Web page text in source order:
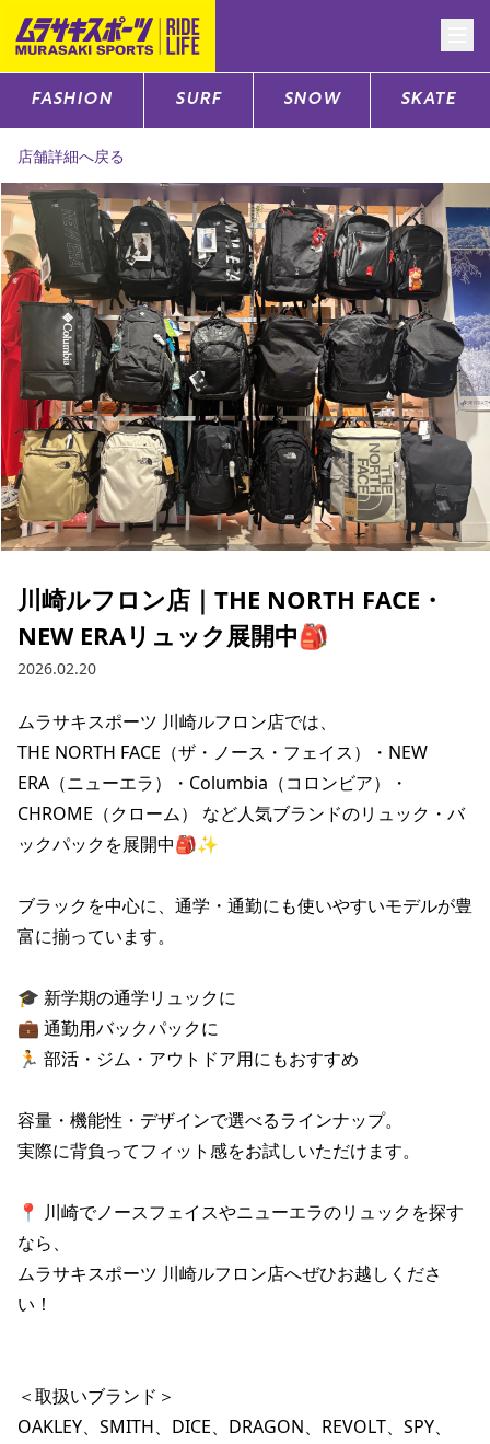
CATEGORY
サーフTOP
スノーTOP
スケートTOP
CONTENTS
ブランド一覧
特集一覧
SUPPORT
ご利用ガイド
会員ランク
アフターサポート
下取り保証について
よくある質問
ポイント・クーポンもこのアプリで！
FASHION SURF SNOW SKATE
店舗詳細へ戻る
川崎ルフロン店｜THE NORTH FACE・
NEW ERAリュック展開中🎒
2026.02.20
ムラサキスポーツ 川崎ルフロン店では、
THE NORTH FACE（ザ・ノース・フェイス）・NEW
ERA（ニューエラ）・Columbia（コロンビア）・
CHROME（クローム） など人気ブランドのリュック・バ
ックパックを展開中🎒✨
ブラックを中心に、通学・通勤にも使いやすいモデルが豊
富に揃っています。
🎓 新学期の通学リュックに
💼 通勤用バックパックに
🏃 部活・ジム・アウトドア用にもおすすめ
容量・機能性・デザインで選べるラインナップ。
実際に背負ってフィット感をお試しいただけます。
📍 川崎でノースフェイスやニューエラのリュックを探す
なら、
ムラサキスポーツ 川崎ルフロン店へぜひお越しくださ
い！
＜取扱いブランド＞
OAKLEY、SMITH、DICE、DRAGON、REVOLT、SPY、